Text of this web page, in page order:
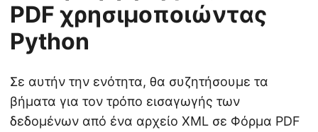
PDF χρησιμοποιώντας
Python
Σε αυτήν την ενότητα, θα συζητήσουμε τα
βήματα για τον τρόπο εισαγωγής των
δεδομένων από ένα αρχείο XML σε Φόρμα PDF